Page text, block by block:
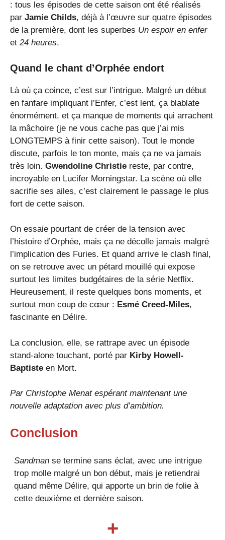
: tous les épisodes de cette saison ont été réalisés
par Jamie Childs, déjà à l’œuvre sur quatre épisodes
de la première, dont les superbes Un espoir en enfer
et 24 heures.
Quand le chant d’Orphée endort
Là où ça coince, c’est sur l’intrigue. Malgré un début
en fanfare impliquant l’Enfer, c’est lent, ça blablate
énormément, et ça manque de moments qui arrachent
la mâchoire (je ne vous cache pas que j’ai mis
LONGTEMPS à finir cette saison). Tout le monde
discute, parfois le ton monte, mais ça ne va jamais
très loin. Gwendoline Christie reste, par contre,
incroyable en Lucifer Morningstar. La scène où elle
sacrifie ses ailes, c’est clairement le passage le plus
fort de cette saison.
On essaie pourtant de créer de la tension avec
l’histoire d’Orphée, mais ça ne décolle jamais malgré
l’implication des Furies. Et quand arrive le clash final,
on se retrouve avec un pétard mouillé qui expose
surtout les limites budgétaires de la série Netflix.
Heureusement, il reste quelques bons moments, et
surtout mon coup de cœur : Esmé Creed-Miles,
fascinante en Délire.
La conclusion, elle, se rattrape avec un épisode
stand-alone touchant, porté par Kirby Howell-
Baptiste en Mort.
Par Christophe Menatespérant maintenant une
nouvelle adaptation avec plus d’ambition.
Conclusion
Sandman se termine sans éclat, avec une intrigue
trop molle malgré un bon début, mais je retiendrai
quand même Délire, qui apporte un brin de folie à
cette deuxième et dernière saison.
+